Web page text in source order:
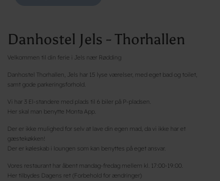
Danhostel Jels - Thorhallen
Velkommen til din ferie i Jels nær Rødding
Danhostel Thorhallen, Jels har 15 lyse værelser, med eget bad og toilet,
samt gode parkeringsforhold.
Vi har 3 El-standere med plads til 6 biler på P-pladsen.
Her skal man benytte Monta App.
Der er ikke mulighed for selv at lave din egen mad, da vi ikke har et
gæstekøkken!
Der er køleskab i loungen som kan benyttes på eget ansvar.
Vores restaurant har åbent mandag-fredag mellem kl. 17:00-19:00.
Her tilbydes Dagens ret (Forbehold for ændringer)